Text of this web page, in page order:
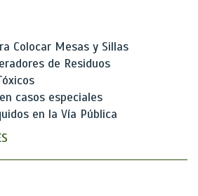
Colocar Mesas y Sillas
de Residuos
casos especiales
en la Vía Pública